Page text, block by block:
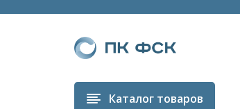
Каталог товаров